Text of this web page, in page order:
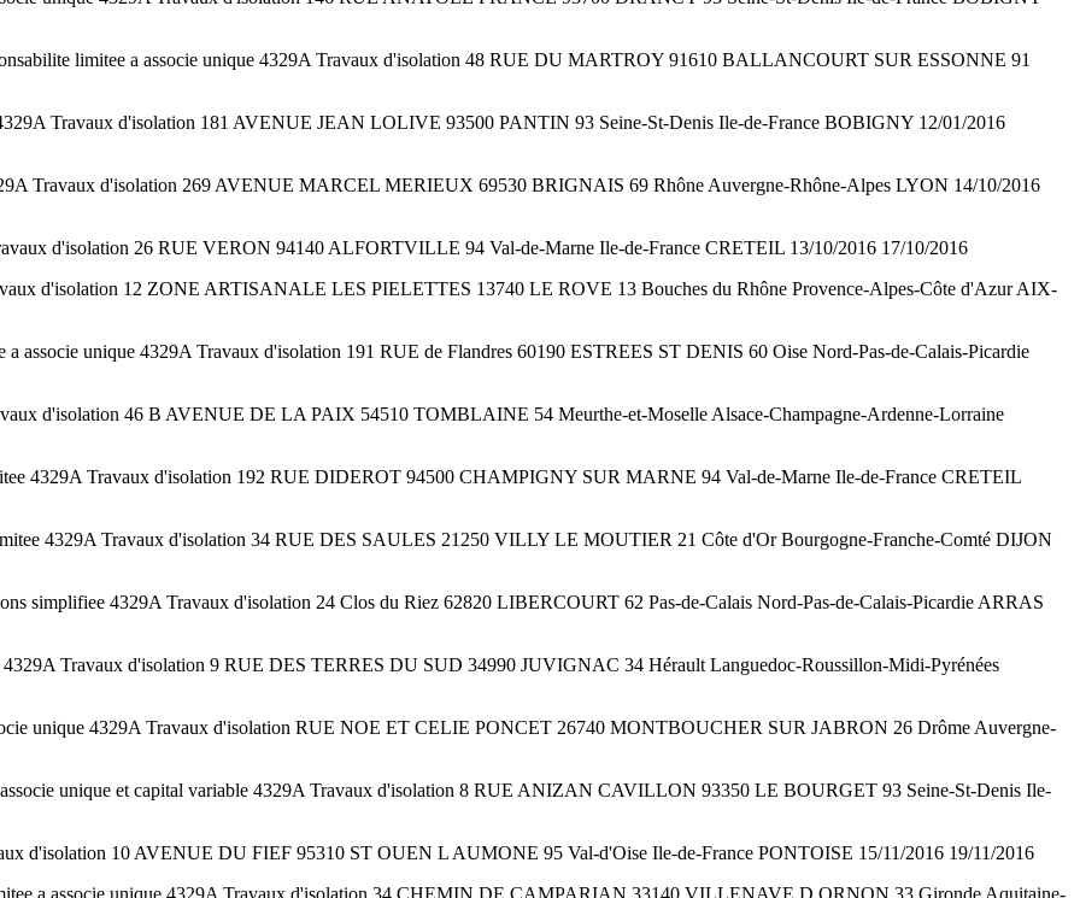
limitee a associe unique 4329A Travaux d'isolation 48 RUE DU MARTROY 91610 BALLANCOURT SUR ESSONNE 91
Travaux d'isolation 181 AVENUE JEAN LOLIVE 93500 PANTIN 93 Seine-St-Denis Ile-de-France BOBIGNY 12/01/2016
Travaux d'isolation 269 AVENUE MARCEL MERIEUX 69530 BRIGNAIS 69 Rhône Auvergne-Rhône-Alpes LYON 14/10/2016
d'isolation 26 RUE VERON 94140 ALFORTVILLE 94 Val-de-Marne Ile-de-France CRETEIL 13/10/2016 17/10/2016
d'isolation 12 ZONE ARTISANALE LES PIELETTES 13740 LE ROVE 13 Bouches du Rhône Provence-Alpes-Côte d'Azur AIX-
associe unique 4329A Travaux d'isolation 191 RUE de Flandres 60190 ESTREES ST DENIS 60 Oise Nord-Pas-de-Calais-Picardie
d'isolation 46 B AVENUE DE LA PAIX 54510 TOMBLAINE 54 Meurthe-et-Moselle Alsace-Champagne-Ardenne-Lorraine
4329A Travaux d'isolation 192 RUE DIDEROT 94500 CHAMPIGNY SUR MARNE 94 Val-de-Marne Ile-de-France CRETEIL
4329A Travaux d'isolation 34 RUE DES SAULES 21250 VILLY LE MOUTIER 21 Côte d'Or Bourgogne-Franche-Comté DIJON
simplifiee 4329A Travaux d'isolation 24 Clos du Riez 62820 LIBERCOURT 62 Pas-de-Calais Nord-Pas-de-Calais-Picardie ARRAS
Travaux d'isolation 9 RUE DES TERRES DU SUD 34990 JUVIGNAC 34 Hérault Languedoc-Roussillon-Midi-Pyrénées
unique 4329A Travaux d'isolation RUE NOE ET CELIE PONCET 26740 MONTBOUCHER SUR JABRON 26 Drôme Auvergne-
unique et capital variable 4329A Travaux d'isolation 8 RUE ANIZAN CAVILLON 93350 LE BOURGET 93 Seine-St-Denis Ile-
d'isolation 10 AVENUE DU FIEF 95310 ST OUEN L AUMONE 95 Val-d'Oise Ile-de-France PONTOISE 15/11/2016 19/11/2016